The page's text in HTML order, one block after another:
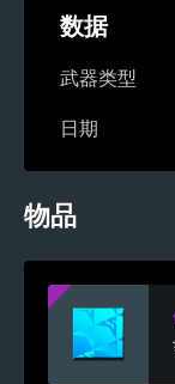
数据
武器类型
日期
物品